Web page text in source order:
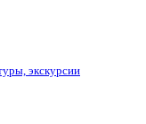
экскурсии